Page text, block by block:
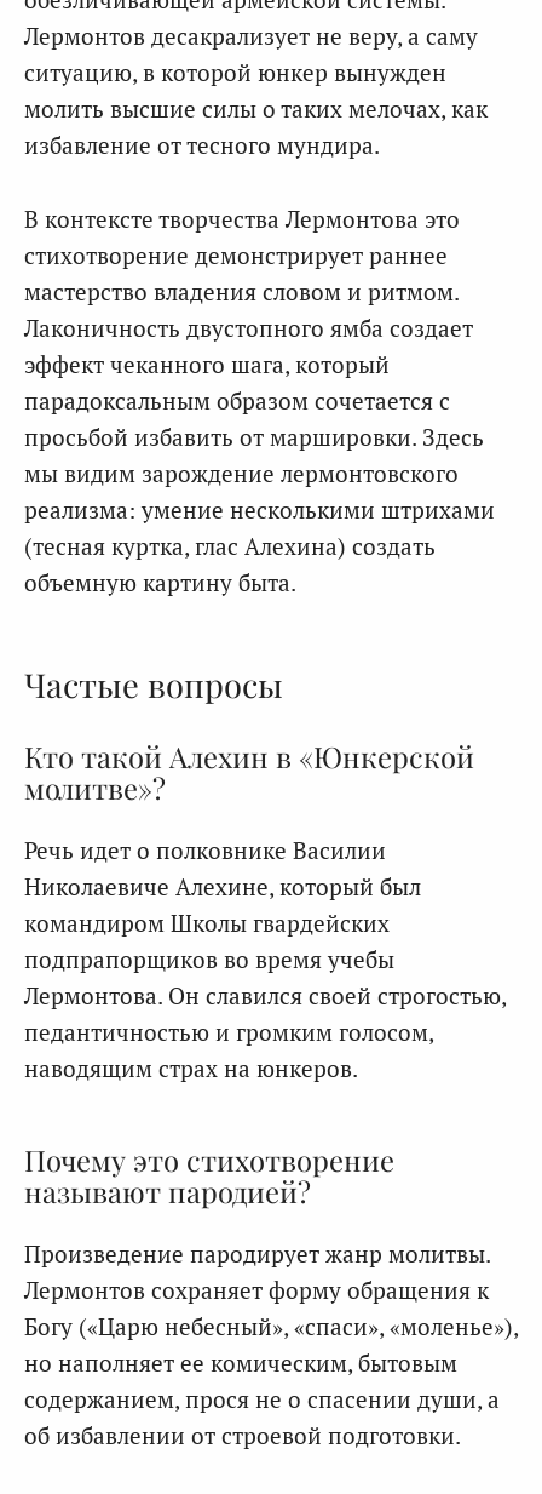
Лермонтов десакрализует не веру, а саму
ситуацию, в которой юнкер вынужден
молить высшие силы о таких мелочах, как
избавление от тесного мундира.
В контексте творчества Лермонтова это
стихотворение демонстрирует раннее
мастерство владения словом и ритмом.
Лаконичность двустопного ямба создает
эффект чеканного шага, который
парадоксальным образом сочетается с
просьбой избавить от маршировки. Здесь
мы видим зарождение лермонтовского
реализма: умение несколькими штрихами
(тесная куртка, глас Алехина) создать
объемную картину быта.
Частые вопросы
Кто такой Алехин в «Юнкерской
молитве»?
Речь идет о полковнике Василии
Николаевиче Алехине, который был
командиром Школы гвардейских
подпрапорщиков во время учебы
Лермонтова. Он славился своей строгостью,
педантичностью и громким голосом,
наводящим страх на юнкеров.
Почему это стихотворение
называют пародией?
Произведение пародирует жанр молитвы.
Лермонтов сохраняет форму обращения к
Богу («Царю небесный», «спаси», «моленье»),
но наполняет ее комическим, бытовым
содержанием, прося не о спасении души, а
об избавлении от строевой подготовки.